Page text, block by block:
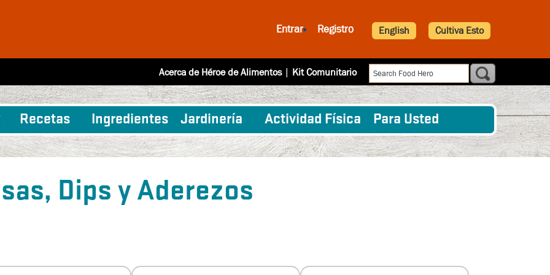
Entrar Registro English Cultiva Esto
Acerca de Héroe de Alimentos| Kit Comunitario
Recetas Ingredientes Jardinería Actividad Física Para Usted
Dips y Aderezos